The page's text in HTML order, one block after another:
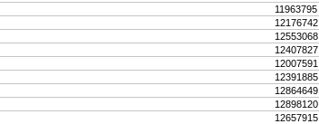
11963795
12176742
12553068
12407827
12007591
12391885
12864649
12898120
12657915